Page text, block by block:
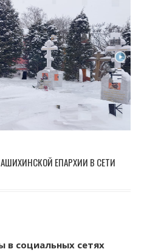
ЕПАРХИИ В СЕТИ
социальных сетях